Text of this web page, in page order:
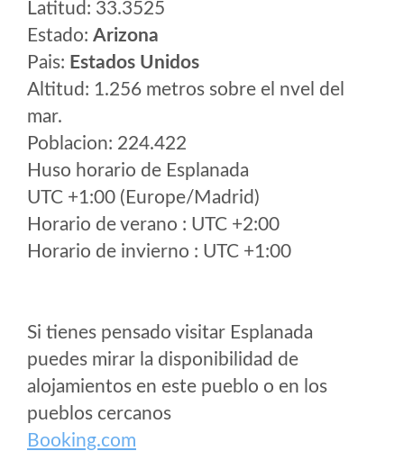
Latitud: 33.3525
Estado: Arizona
Pais: Estados Unidos
Altitud: 1.256 metros sobre el nvel del
mar.
Poblacion: 224.422
Huso horario de Esplanada
UTC +1:00 (Europe/Madrid)
Horario de verano : UTC +2:00
Horario de invierno : UTC +1:00
Si tienes pensado visitar Esplanada
puedes mirar la disponibilidad de
alojamientos en este pueblo o en los
pueblos cercanos
Booking.com